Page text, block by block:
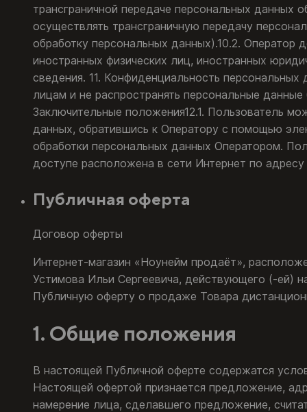
трансграничной передаче персональных данных
осуществлять трансграничную передачу
обработку персональных данных).10.2. Оператор
иностранных физических лиц, иностранных
сведения. 11. Конфиденциальность
лицам и не распространять персональные
Заключительные положения12.1. Пользователь
данных, обратившись к Оператору с помощью
обработки персональных данных Оператором.
доступе расположена в сети Интернет по
Публичная оферта
Договор оферты
Интернет-магазин «Ноунейм продаёт»,
Устимова Ильи Сергеевича, действующего (-ей)
Публичную оферту о продаже Товара
1. Общие положения
В настоящей Публичной оферте содержатся
Настоящей офертой признается предложение,
намерение лица, сделавшего предложение,